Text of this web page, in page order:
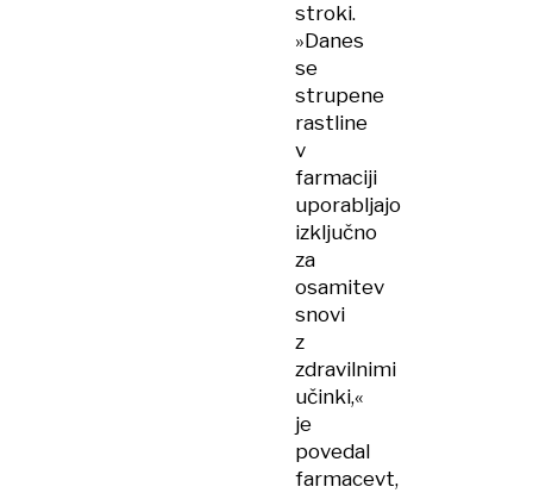
stroki.
»Danes
se
strupene
rastline
v
farmaciji
uporabljajo
izključno
za
osamitev
snovi
z
zdravilnimi
učinki,«
je
povedal
farmacevt,